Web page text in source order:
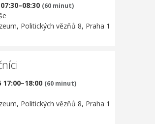
(60 minut)
Politických vězňů 8, Praha 1
(60 minut)
Politických vězňů 8, Praha 1